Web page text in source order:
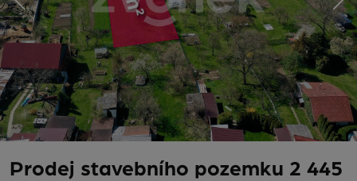
Prodej stavebního pozemku 2 445